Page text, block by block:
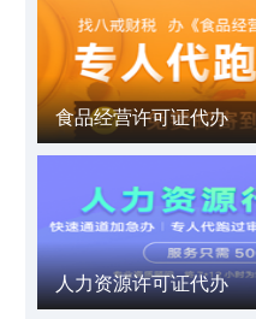
食品经营许可证代办
人力资源许可证代办